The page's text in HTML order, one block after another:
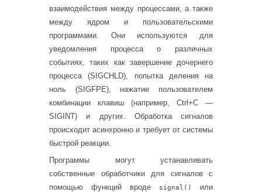
взаимодействия между процессами, а также
между ядром и пользовательскими
программами. Они используются для
уведомления процесса о различных
событиях, таких как завершение дочернего
процесса (SIGCHLD), попытка деления на
ноль (SIGFPE), нажатие пользователем
комбинации клавиш (например, Ctrl+C —
SIGINT) и других. Обработка сигналов
происходит асинхронно и требует от системы
быстрой реакции.
Программы могут устанавливать
собственные обработчики для сигналов с
помощью функций вроде
signal() или